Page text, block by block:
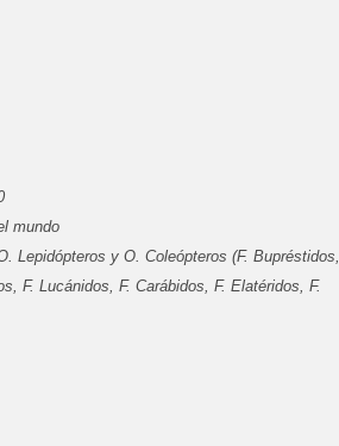
mundo
Lepidópteros y O. Coleópteros (F. Bupréstidos,
F. Lucánidos, F. Carábidos, F. Elatéridos, F.